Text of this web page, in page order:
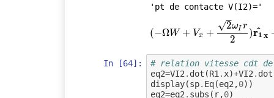
'pt de contacte V(I2)='
(−ΩW + Vx +
2
–
√ ωI r
2
)r1
^ x
(−ΩW+V x+ 2ω r2 r1^x+(−LΩ+ V y
In [64]:
# relation vitesse cdt de
eq2=VI2 . dot (R1 . x)+VI2 . dot
display(sp. Eq(eq2 ,0))
eq2=eq2 . subs ( r,0)